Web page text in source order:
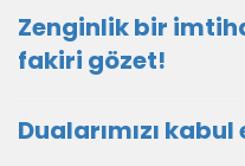
Zenginlik bir
fakiri gözet!
Dualarımızı